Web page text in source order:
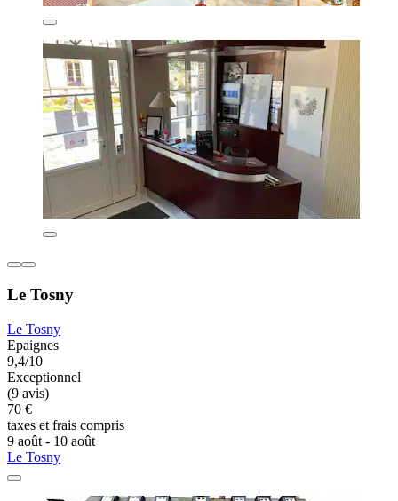
Le Tosny
Le Tosny
Epaignes
9,4/10
Exceptionnel
(9 avis)
70 €
taxes et frais compris
9 août - 10 août
Le Tosny